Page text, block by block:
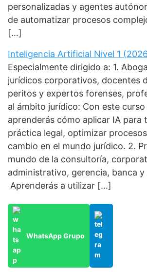
personalizadas y agentes
de automatizar procesos
[…]
Inteligencia Artificial Nivel 1
Especialmente dirigido a: 1.
jurídicos corporativos, docentes
peritos y expertos forenses,
al ámbito jurídico: Con este
aprenderás cómo aplicar IA para
práctica legal, optimizar
cambio en el mundo jurídico. 2.
mundo de la consultoría,
administrativo, gerencia, banca y
Aprenderás a utilizar […]
WhatsApp Grupo